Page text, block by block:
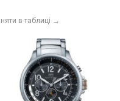
в таблиці →